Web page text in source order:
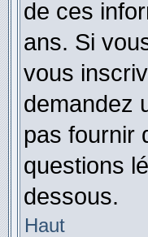
de ces
ans. Si
vous
demandez
pas fournir
questions
dessous.
Haut